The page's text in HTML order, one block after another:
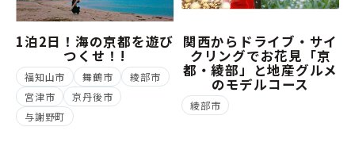
1泊2日！海の京都を遊び
つくせ！!
福知山市 舞鶴市
綾部市
宮津市
京丹後市
与謝野町
関西からドライブ・サイ
クリングでお花見「京
都・綾部」と地産グルメ
のモデルコース
綾部市